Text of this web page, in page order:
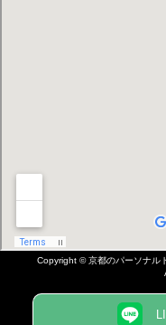
Copyright ©京都のパーソナル